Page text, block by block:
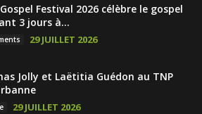
Festival 2026 célèbre le gospel
3 jours à...
29 JUILLET 2026
Jolly et Laëtitia Guédon au TNP
29 JUILLET 2026